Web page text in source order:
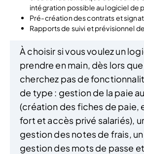
intégration possible au logiciel de
Pré-création des contrats et
Rapports de suivi et prévisionnel
À choisir si vous voulez un
prendre en main, dès lors
cherchez pas de
de type : gestion de la paie
(création des fiches de paie,
fort et accès privé salariés),
gestion des notes de frais,
gestion des mots de passe